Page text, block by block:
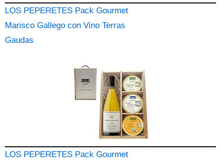
LOS PEPERETES Pack Gourmet
Marisco Gallego con Vino Terras
Gaudas
LOS PEPERETES Pack Gourmet